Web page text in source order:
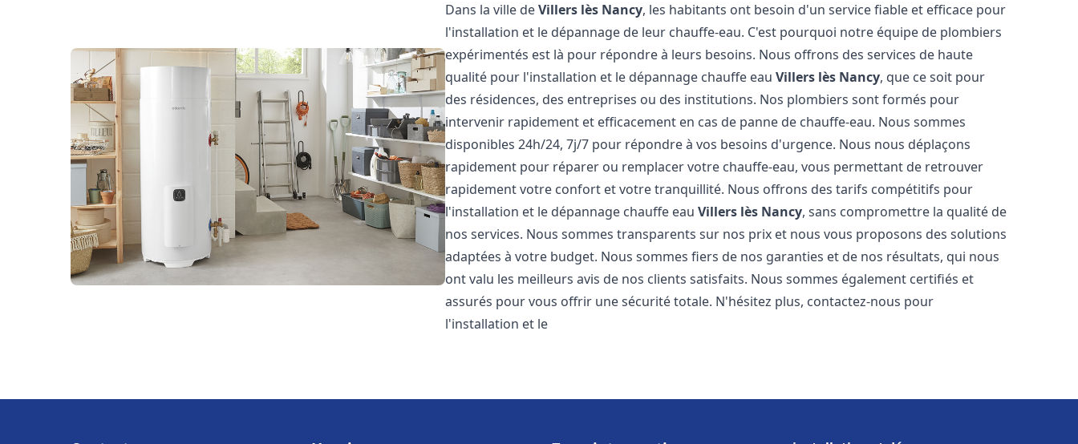
Dans la ville deVillers lès Nancy, les habitants ont besoin d'un service fiable et efficace pour
l'installation et le dépannage de leur chauffe-eau. C'est pourquoi notre équipe de plombiers
expérimentés est là pour répondre à leurs besoins. Nous offrons des services de haute
qualité pour l'installation et le dépannage chauffe eauVillers lès Nancy, que ce soit pour
des résidences, des entreprises ou des institutions. Nos plombiers sont formés pour
intervenir rapidement et efficacement en cas de panne de chauffe-eau. Nous sommes
disponibles 24h/24, 7j/7 pour répondre à vos besoins d'urgence. Nous nous déplaçons
rapidement pour réparer ou remplacer votre chauffe-eau, vous permettant de retrouver
rapidement votre confort et votre tranquillité. Nous offrons des tarifs compétitifs pour
l'installation et le dépannage chauffe eauVillers lès Nancy, sans compromettre la qualité de
nos services. Nous sommes transparents sur nos prix et nous vous proposons des solutions
adaptées à votre budget. Nous sommes fiers de nos garanties et de nos résultats, qui nous
ont valu les meilleurs avis de nos clients satisfaits. Nous sommes également certifiés et
assurés pour vous offrir une sécurité totale. N'hésitez plus, contactez-nous pour
l'installation et le